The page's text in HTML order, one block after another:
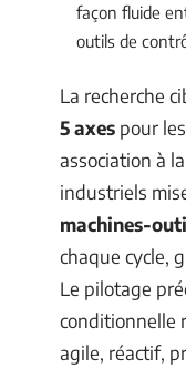
façon fluide
outils de
La recherche
5 axes pour
association à
industriels
machines-
chaque cycle,
Le pilotage
conditionnelle
agile, réactif,